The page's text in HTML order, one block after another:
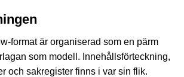
format är organiserad som en pärm
som modell. Innehållsförteckning,
och sakregister finns i var sin flik.